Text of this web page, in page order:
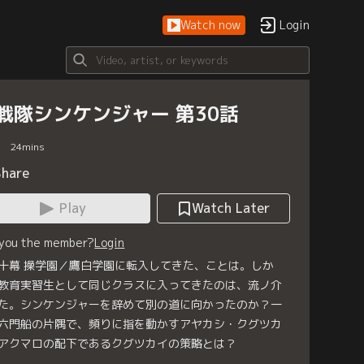
Watch now Login
隊シンケンジャー 第30話
24mins
Play
Watch Later
the member?Login
幕 操学園／鷹白学園に転入してきた、ことは。しか
育実習生として同じクラスに入ってきたのは、流ノ介
。シンケンジャーを辞めて別の道に向かったのか？一
門船の片隅で、頻りに指を動かすアヤカシ・クグツカ
クマロの配下であるクグツカイの策略とは？